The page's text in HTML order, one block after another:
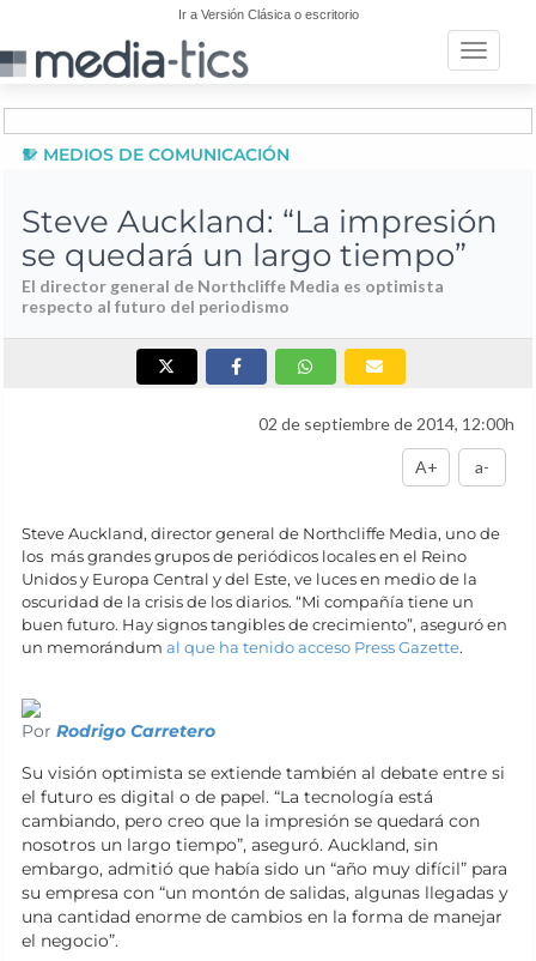
Ir a Versión Clásica o escritorio
Toggle
MEDIOS DE COMUNICACIÓN
Steve Auckland: “La impresión
se quedará un largo tiempo”
El director general de Northcliffe Media es optimista
respecto al futuro del periodismo
02 de septiembre de 2014, 12:00h
A+ a-
Steve Auckland, director general de Northcliffe Media, uno de
los más grandes grupos de periódicos locales en el Reino
Unidos y Europa Central y del Este, ve luces en medio de la
oscuridad de la crisis de los diarios. “Mi compañía tiene un
buen futuro. Hay signos tangibles de crecimiento”, aseguró en
un memorándum al que ha tenido acceso Press Gazette.
Por Rodrigo Carretero
Su visión optimista se extiende también al debate entre si
el futuro es digital o de papel. “La tecnología está
cambiando, pero creo que la impresión se quedará con
nosotros un largo tiempo”, aseguró. Auckland, sin
embargo, admitió que había sido un “año muy difícil” para
su empresa con “un montón de salidas, algunas llegadas y
una cantidad enorme de cambios en la forma de manejar
el negocio”.